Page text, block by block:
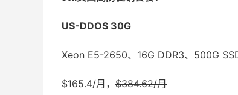
US-DDOS 30G
Xeon E5-2650、16G DDR3、500G
$165.4/月， $384.62/月